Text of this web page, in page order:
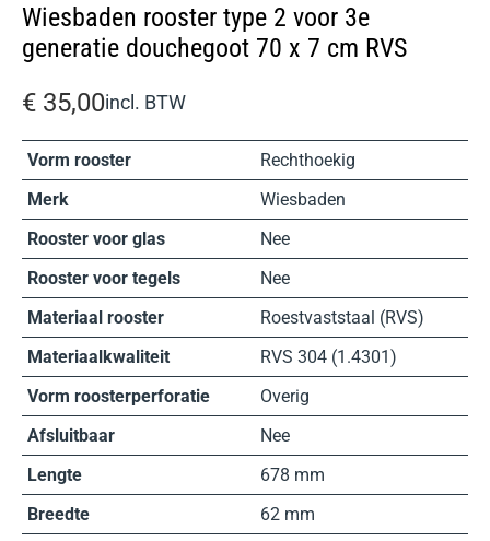
Wiesbaden rooster type 2 voor 3e
generatie douchegoot 70 x 7 cm RVS
€ 35,00incl. BTW
Vorm rooster
Rechthoekig
Merk
Wiesbaden
Rooster voor glas
Nee
Rooster voor tegels
Nee
Materiaal rooster
Roestvaststaal (RVS)
Materiaalkwaliteit
RVS 304 (1.4301)
Vorm roosterperforatie
Overig
Afsluitbaar
Nee
Lengte
678 mm
Breedte
62 mm